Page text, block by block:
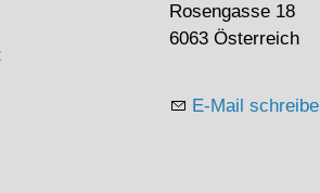
Rosengasse 18
6063 Österreich
E-Mail